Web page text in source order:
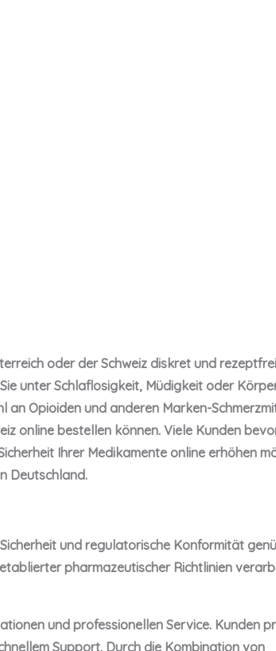
oder der Schweiz diskret und
unter Schlaflosigkeit, Müdigkeit oder
an Opioiden und anderen Marken-
online bestellen können. Viele Kunden
Ihrer Medikamente online erhöhen
Deutschland.
und regulatorische Konformität
pharmazeutischer Richtlinien
und professionellen Service. Kunden
Support. Durch die Kombination von